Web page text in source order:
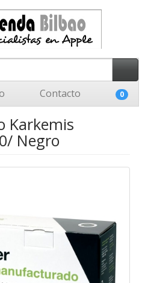
Contacto 0
Karkemis
Negro